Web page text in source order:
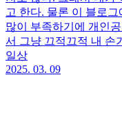
고 한다. 물론 이 블로
많이 부족하기에 개인
서 그냥 끄적끄적 내 손
일상
2025. 03. 09